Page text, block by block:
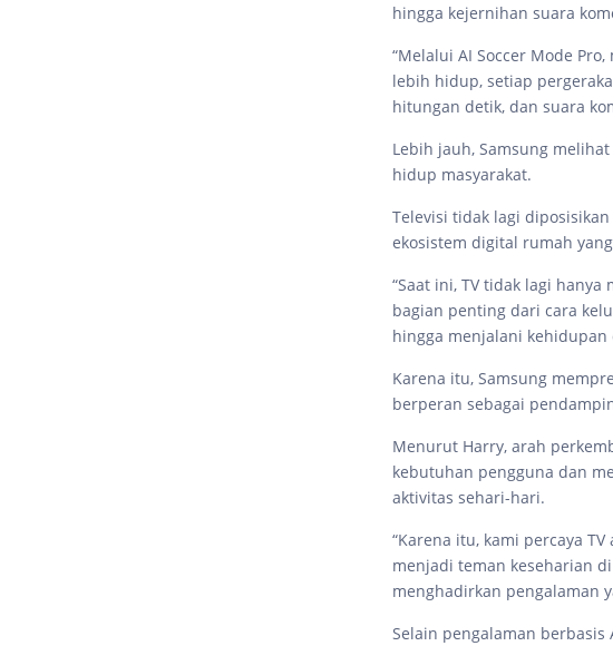
hingga kejernihan suara
“Melalui AI Soccer Mode
lebih hidup, setiap
hitungan detik, dan suara
Lebih jauh, Samsung
hidup masyarakat.
Televisi tidak lagi
ekosistem digital rumah
“Saat ini, TV tidak lagi
bagian penting dari cara
hingga menjalani
Karena itu, Samsung
berperan sebagai
Menurut Harry, arah
kebutuhan pengguna dan
aktivitas sehari-hari.
“Karena itu, kami percaya
menjadi teman keseharian
menghadirkan pengalaman
Selain pengalaman berbasis